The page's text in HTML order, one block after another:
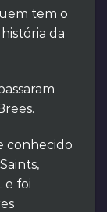
tem o
da
conhecido
e foi